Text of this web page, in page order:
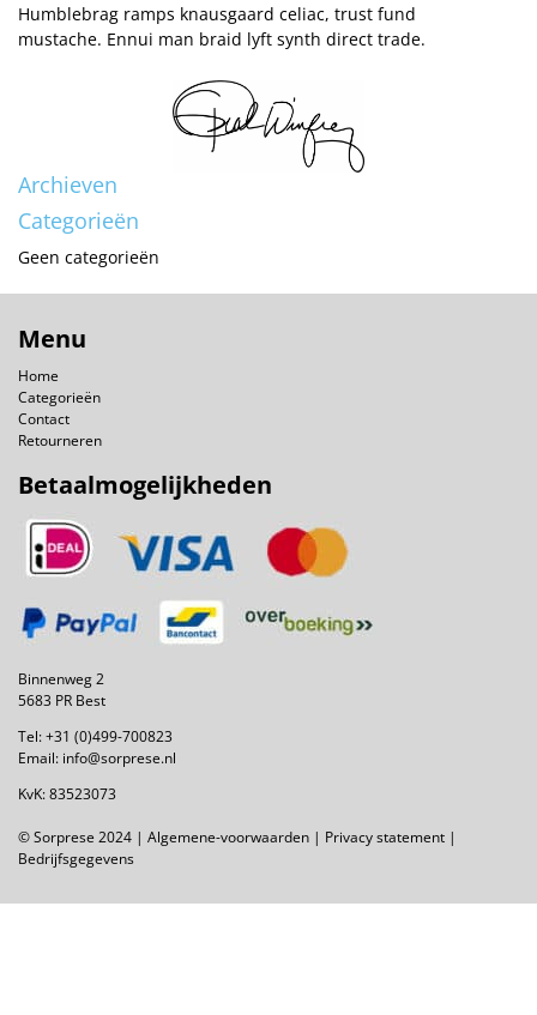
Humblebrag ramps knausgaard celiac, trust fund
mustache. Ennui man braid lyft synth direct trade.
Archieven
Categorieën
Geen categorieën
Menu
Home
Categorieën
Contact
Retourneren
Betaalmogelijkheden
Binnenweg 2
5683 PR Best
Tel:+31 (0)499-700823
Email: info@sorprese.nl
KvK: 83523073
© Sorprese 2024 | Algemene-voorwaarden | Privacy statement |
Bedrijfsgegevens